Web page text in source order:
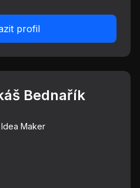
profil
Bednařík
Maker